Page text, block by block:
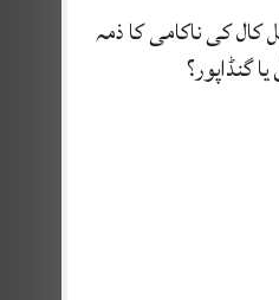
کال کی ناکامی کا ذمہ
گنڈاپور؟